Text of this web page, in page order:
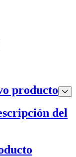
producto
del